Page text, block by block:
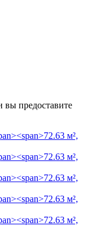
вы предоставите